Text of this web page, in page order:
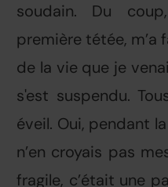
soudain. Du
première tétée,
de la vie que je
s'est suspendu.
éveil. Oui, pendant
n’en croyais pas
fragile, c’était une